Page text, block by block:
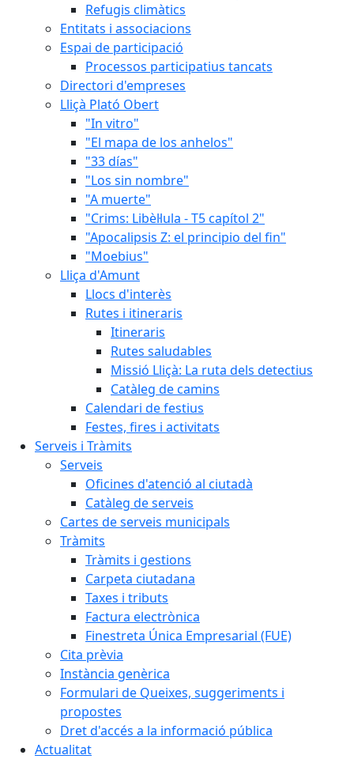
Refugis climàtics
Entitats i associacions
Espai de participació
Processos participatius tancats
Directori d'empreses
Lliçà Plató Obert
"In vitro"
"El mapa de los anhelos"
"33 días"
"Los sin nombre"
"A muerte"
"Crims: Libèl·lula - T5 capítol 2"
"Apocalipsis Z: el principio del fin"
"Moebius"
Lliça d'Amunt
Llocs d'interès
Rutes i itineraris
Itineraris
Rutes saludables
Missió Lliçà: La ruta dels detectius
Catàleg de camins
Calendari de festius
Festes, fires i activitats
Serveis i Tràmits
Serveis
Oficines d'atenció al ciutadà
Catàleg de serveis
Cartes de serveis municipals
Tràmits
Tràmits i gestions
Carpeta ciutadana
Taxes i tributs
Factura electrònica
Finestreta Única Empresarial (FUE)
Cita prèvia
Instància genèrica
Formulari de Queixes, suggeriments i
propostes
Dret d'accés a la informació pública
Actualitat